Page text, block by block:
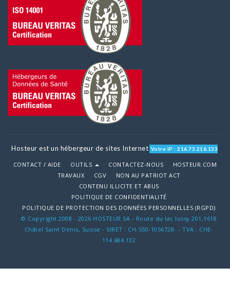
Hosteur est un hébergeur de sites Internet Votre IP : 216.73.216.133
CONTACT / AIDE OUTILS CONTACTEZ-NOUS
HOSTEUR.COM
TRAVAUX
CGV
NON AU PATRIOT ACT
CONTENU ILLICITE ET ABUS
POLITIQUE DE CONFIDENTIALITÉ
POLITIQUE DE PROTECTION DES DONNÉES PERSONNELLES (RGPD)
© Copyright 2008 - 2026 HOSTEUR SA - Route du lac lussy 201,1618
Châtel Saint Denis, Suisse - SIRET : CH-550-1056728- - TVA : CHE-
114.684.132